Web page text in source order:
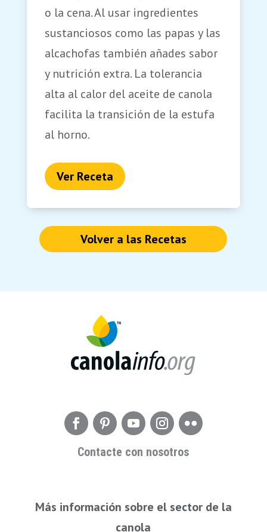
o la cena. Al usar ingredientes
sustanciosos como las papas y las
alcachofas también añades sabor
y nutrición extra. La tolerancia
alta al calor del aceite de canola
facilita la transición de la estufa
al horno.
Ver Receta
Volver a las Recetas
Contacte con nosotros
Más información sobre el sector de la
canola